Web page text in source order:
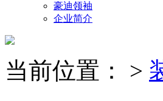
豪迪领袖
企业简介
当前位置： >